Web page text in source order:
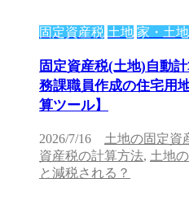
固定資産税 土地 家・土
固定資産税(土地)自動
務課職員作成の住宅用
算ツール】
2026/7/16 土地の固定資
資産税の計算方法, 土地
と減税される？